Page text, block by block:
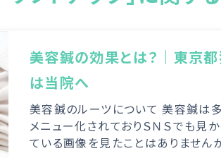
美容鍼の効果とは？｜東京
は当院へ
美容鍼のルーツについて 美容鍼は
メニュー化されておりＳＮＳでも見
ている画像を見たことはありませ